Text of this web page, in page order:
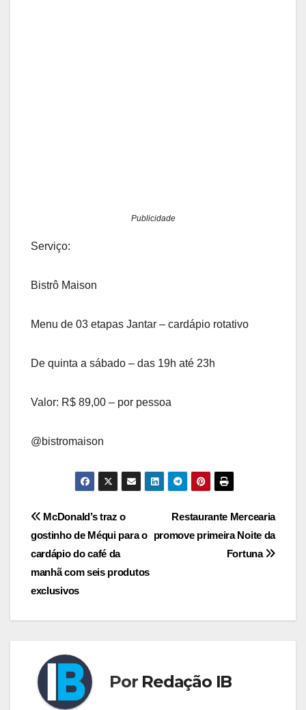
Publicidade
Serviço:
Bistrô Maison
Menu de 03 etapas Jantar – cardápio rotativo
De quinta a sábado – das 19h até 23h
Valor: R$ 89,00 – por pessoa
@bistromaison
Navegação
de
Post
Restaurante Mercearia
promove primeira Noite da
Fortuna
McDonald’s traz o
gostinho de Méqui para o
cardápio do café da
manhã com seis produtos
exclusivos
Por Redação IB